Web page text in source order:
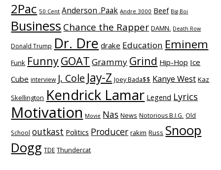
2Pac 50 Cent Anderson .Paak Andre 3000 Beef Big Boi
Business Chance the Rapper DAMN. Death Row
Donald Trump Dr. Dre drake Education Eminem
Funk FunnyGOAT Grammy Grind Hip-Hop Ice
Cube interview J. Cole Jay-Z Joey Bada$$ Kanye West Kaz
Skellington Kendrick Lamar Legend Lyrics
Motivation Movie Nas News Notorious B.I.G. Old
School outkast Politics Producer rakim Russ Snoop
Dogg TDE Thundercat